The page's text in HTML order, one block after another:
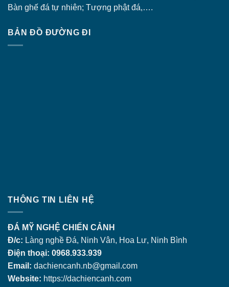
Bàn ghế đá tự nhiên; Tượng phật đá,….
BẢN ĐỒ ĐƯỜNG ĐI
THÔNG TIN LIÊN HỆ
ĐÁ MỸ NGHỆ CHIẾN CẢNH
Đ/c: Làng nghề Đá, Ninh Vân, Hoa Lư, Ninh Bình
Điện thoại: 0968.933.939
Email: dachiencanh.nb@gmail.com
Website: https://dachiencanh.com